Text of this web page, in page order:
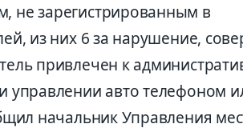
не зарегистрированным в
из них 6 за нарушение,
привлечен к
управлении авто телефоном
начальник Управления